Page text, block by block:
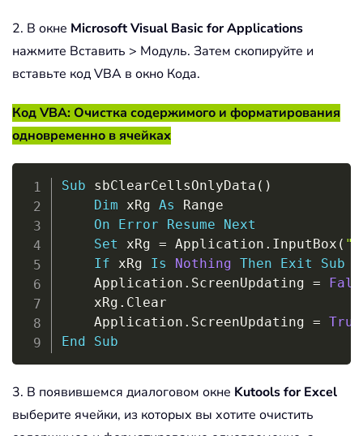
2. В окне Microsoft Visual Basic for Applications
нажмите Вставить > Модуль. Затем скопируйте и
вставьте код VBA в окно Кода.
Код VBA: Очистка содержимого и форматирования
одновременно в ячейках
Sub sbClearCellsOnlyData ( )
Dim xRg As Range
On
Error Resume
Next
Set xRg = Application . InputBox (
If xRg Is Nothing Then Exit
Sub
    Application
. ScreenUpdating =
    xRg
. Clear
    Application
. ScreenUpdating = True
End
Sub
3. В появившемся диалоговом окне Kutools for Excel
выберите ячейки, из которых вы хотите очистить